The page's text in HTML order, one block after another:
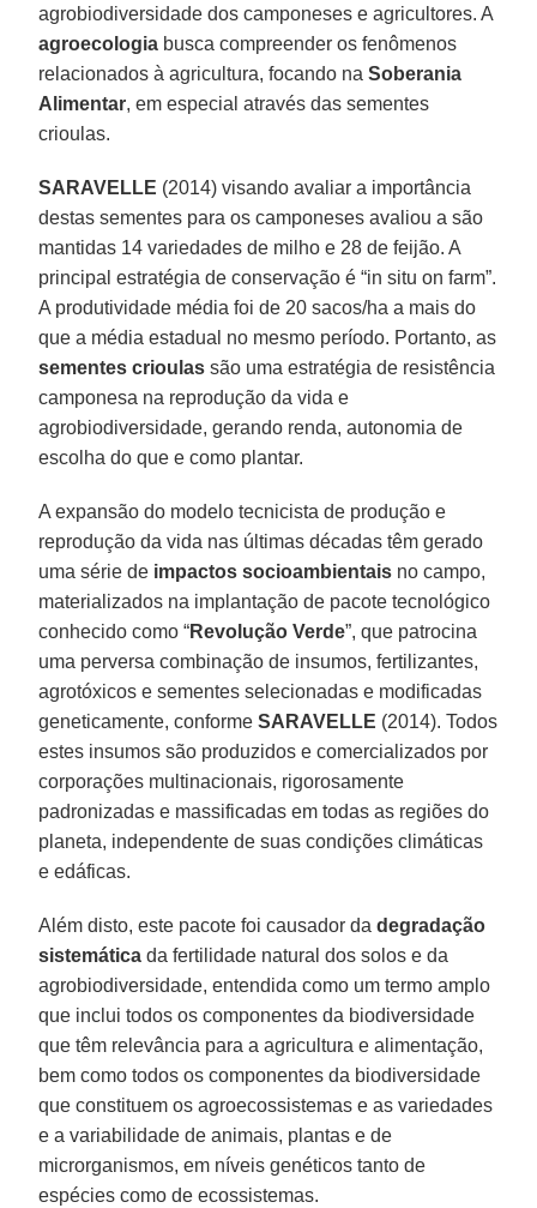
agrobiodiversidade dos camponeses e agricultores. A
agroecologia busca compreender os fenômenos
relacionados à agricultura, focando naSoberania
Alimentar, em especial através das sementes
crioulas.
SARAVELLE (2014) visando avaliar a importância
destas sementes para os camponeses avaliou a são
mantidas 14 variedades de milho e 28 de feijão. A
principal estratégia de conservação é “in situ on farm”.
A produtividade média foi de 20 sacos/ha a mais do
que a média estadual no mesmo período. Portanto, as
sementes crioulas são uma estratégia de resistência
camponesa na reprodução da vida e
agrobiodiversidade, gerando renda, autonomia de
escolha do que e como plantar.
A expansão do modelo tecnicista de produção e
reprodução da vida nas últimas décadas têm gerado
uma série de impactos socioambientais no campo,
materializados na implantação de pacote tecnológico
conhecido como “Revolução Verde”, que patrocina
uma perversa combinação de insumos, fertilizantes,
agrotóxicos e sementes selecionadas e modificadas
geneticamente, conformeSARAVELLE (2014). Todos
estes insumos são produzidos e comercializados por
corporações multinacionais, rigorosamente
padronizadas e massificadas em todas as regiões do
planeta, independente de suas condições climáticas
e edáficas.
Além disto, este pacote foi causador dadegradação
sistemática da fertilidade natural dos solos e da
agrobiodiversidade, entendida como um termo amplo
que inclui todos os componentes da biodiversidade
que têm relevância para a agricultura e alimentação,
bem como todos os componentes da biodiversidade
que constituem os agroecossistemas e as variedades
e a variabilidade de animais, plantas e de
microrganismos, em níveis genéticos tanto de
espécies como de ecossistemas.